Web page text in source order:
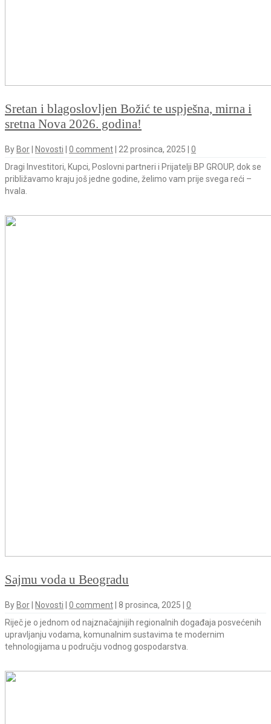
Sretan i blagoslovljen Božić te uspješna, mirna i
sretna Nova 2026. godina!
By Bor Novosti 0 comment 22 prosinca, 2025
0
Dragi Investitori, Kupci, Poslovni partneri i Prijatelji BP GROUP, dok se
približavamo kraju još jedne godine, želimo vam prije svega reći –
hvala.
Sajmu voda u Beogradu
By Bor Novosti 0 comment 8 prosinca, 2025
0
Riječ je o jednom od najznačajnijih regionalnih događaja posvećenih
upravljanju vodama, komunalnim sustavima te modernim
tehnologijama u području vodnog gospodarstva.